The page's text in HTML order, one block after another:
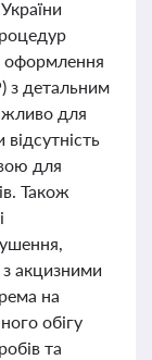
оформлення
з детальним
для
для
Також
акцизними
на
обігу
та